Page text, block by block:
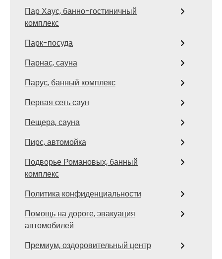
Пар Хаус, банно-гостиничный
комплекс
Парк-посуда
Парнас, сауна
Парус, банный комплекс
Первая сеть саун
Пещера, сауна
Пирс, автомойка
Подворье Романовых, банный
комплекс
Политика конфиденциальности
Помощь на дороге, эвакуация
автомобилей
Премиум, оздоровительный центр